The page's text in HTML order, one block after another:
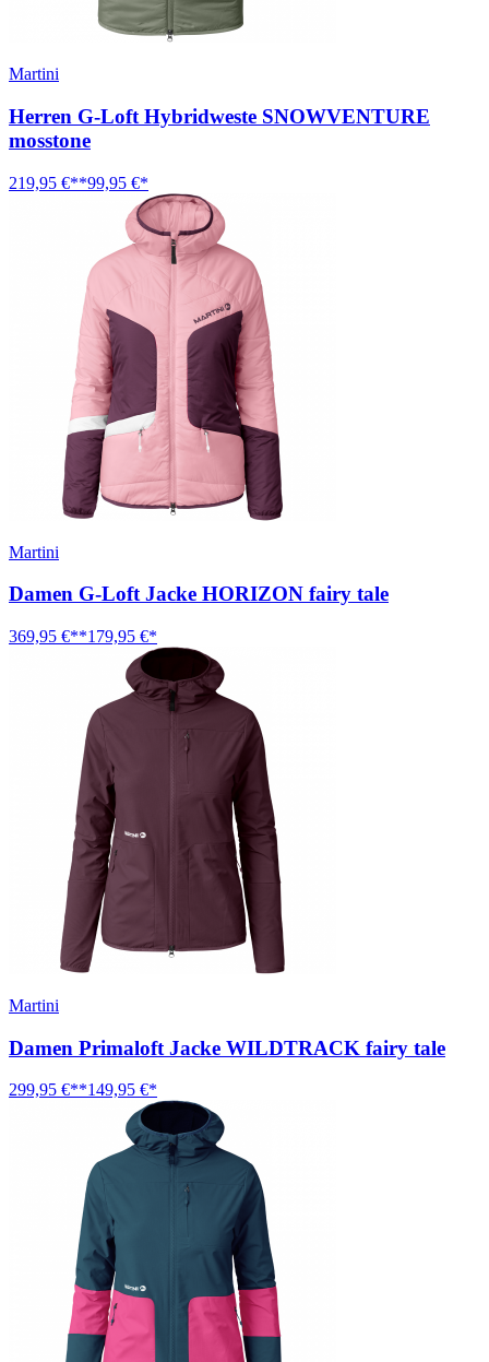
Martini
Herren G-Loft Hybridweste SNOWVENTURE
mosstone
219,95 €**99,95 €*
Martini
Damen G-Loft Jacke HORIZON fairy tale
369,95 €**179,95 €*
Martini
Damen Primaloft Jacke WILDTRACK fairy tale
299,95 €**149,95 €*